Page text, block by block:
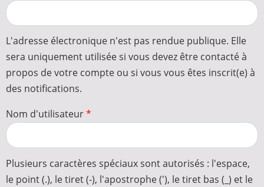
L'adresse électronique n'est pas rendue publique. Elle
sera uniquement utilisée si vous devez être contacté à
propos de votre compte ou si vous vous êtes inscrit(e) à
des notifications.
Nom d'utilisateur
Plusieurs caractères spéciaux sont autorisés : l'espace,
le point (.), le tiret (-), l'apostrophe ('), le tiret bas (_) et le